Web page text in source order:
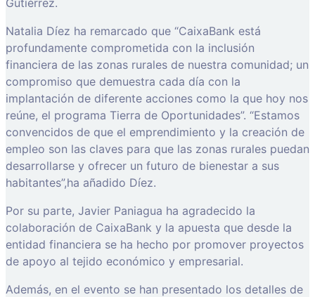
Natalia Díez ha remarcado que “CaixaBank está
profundamente comprometida con la inclusión
financiera de las zonas rurales de nuestra comunidad; un
compromiso que demuestra cada día con la
implantación de diferente acciones como la que hoy nos
reúne, el programa Tierra de Oportunidades”. “Estamos
convencidos de que el emprendimiento y la creación de
empleo son las claves para que las zonas rurales puedan
desarrollarse y ofrecer un futuro de bienestar a sus
habitantes”,ha añadido Díez.
Por su parte, Javier Paniagua ha agradecido la
colaboración de CaixaBank y la apuesta que desde la
entidad financiera se ha hecho por promover proyectos
de apoyo al tejido económico y empresarial.
Además, en el evento se han presentado los detalles de